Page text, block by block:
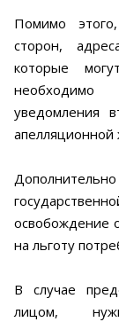
Помимо
сторон,
которые
уведомления
апелляционной
освобождение
на льготу
В случае
лицом,